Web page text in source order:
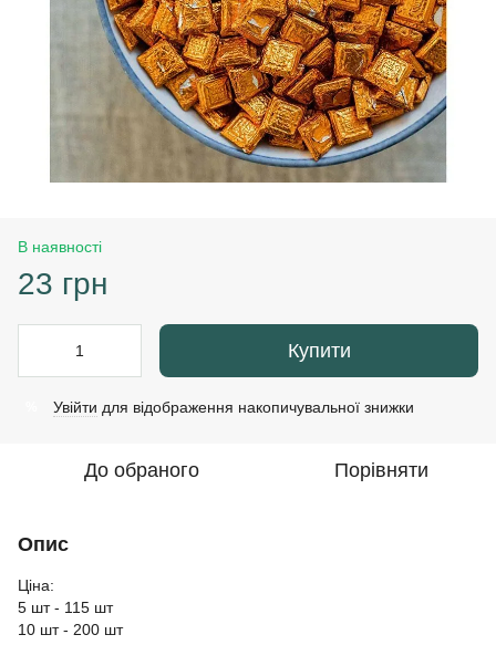
В наявності
23 грн
Купити
Увійти для відображення накопичувальної знижки
До обраного Порівняти
Опис
Ціна:
5 шт - 115 шт
10 шт - 200 шт